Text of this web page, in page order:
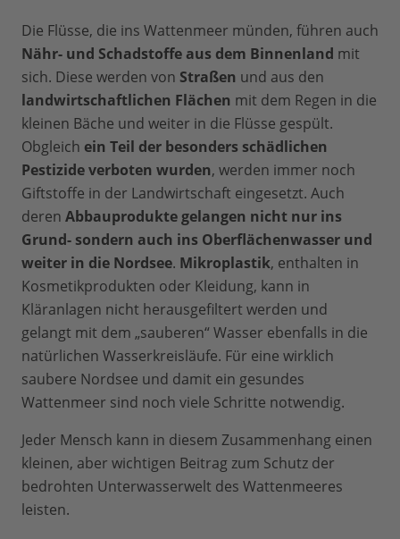
Die Flüsse, die ins Wattenmeer münden, führen auch
Nähr- und Schadstoffe aus dem Binnenland mit
sich. Diese werden von Straßen und aus den
landwirtschaftlichen Flächen mit dem Regen in die
kleinen Bäche und weiter in die Flüsse gespült.
Obgleich ein Teil der besonders schädlichen
Pestizide verboten wurden, werden immer noch
Giftstoffe in der Landwirtschaft eingesetzt. Auch
deren Abbauprodukte gelangen nicht nur ins
Grund- sondern auch ins Oberflächenwasser und
weiter in die Nordsee. Mikroplastik, enthalten in
Kosmetikprodukten oder Kleidung, kann in
Kläranlagen nicht herausgefiltert werden und
gelangt mit dem „sauberen“ Wasser ebenfalls in die
natürlichen Wasserkreisläufe. Für eine wirklich
saubere Nordsee und damit ein gesundes
Wattenmeer sind noch viele Schritte notwendig.
Jeder Mensch kann in diesem Zusammenhang einen
kleinen, aber wichtigen Beitrag zum Schutz der
bedrohten Unterwasserwelt des Wattenmeeres
leisten.